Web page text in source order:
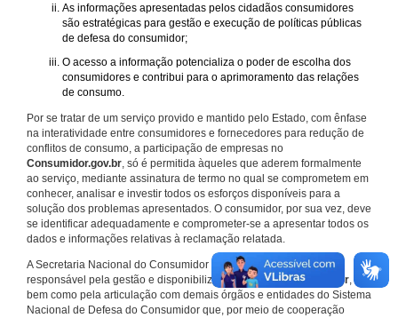
As informações apresentadas pelos cidadãos consumidores
são estratégicas para gestão e execução de políticas públicas
de defesa do consumidor;
O acesso a informação potencializa o poder de escolha dos
consumidores e contribui para o aprimoramento das relações
de consumo.
Por se tratar de um serviço provido e mantido pelo Estado, com ênfase
na interatividade entre consumidores e fornecedores para redução de
conflitos de consumo, a participação de empresas no
Consumidor.gov.br, só é permitida àqueles que aderem formalmente
ao serviço, mediante assinatura de termo no qual se comprometem em
conhecer, analisar e investir todos os esforços disponíveis para a
solução dos problemas apresentados. O consumidor, por sua vez, deve
se identificar adequadamente e comprometer-se a apresentar todos os
dados e informações relativas à reclamação relatada.
A Secretaria Nacional do Consumidor do Ministério da Justiça é a
responsável pela gestão e disponibilização doConsumidor.gov.br,
bem como pela articulação com demais órgãos e entidades do Sistema
Nacional de Defesa do Consumidor que, por meio de cooperação